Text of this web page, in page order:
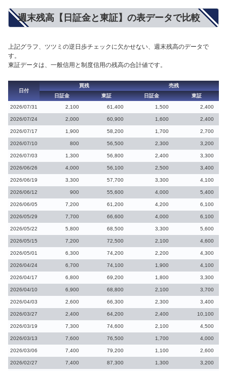
週末残高【日証金と東証】の表データで比較
上記グラフ、ツツミの逆日歩チェックに欠かせない、週末残高のデータで
す。
東証データは、一般信用と制度信用の残高の合計値です。
日付
買残
売残
日証金
東証 日証金
東証
2026/07/31
2,100 61,400 1,500 2,400
2026/07/24 2,000 60,900 1,600 2,400
2026/07/17 1,900 58,200 1,700 2,700
2026/07/10 800 56,500 2,300 3,200
2026/07/03 1,300 56,800 2,400 3,300
2026/06/26 4,000 56,100 2,500 3,400
2026/06/19 3,300 57,700 3,300 4,100
2026/06/12 900 55,600 4,000 5,400
2026/06/05 7,200 61,200 4,200 6,100
2026/05/29 7,700 66,600 4,000 6,100
2026/05/22 5,800 68,500 3,300 5,600
2026/05/15 7,200 72,500 2,100 4,600
2026/05/01 6,300 74,200 2,200 4,300
2026/04/24 6,700 74,100 1,900 4,100
2026/04/17 6,800 69,200 1,800 3,300
2026/04/10 6,900 68,800 2,100 3,700
2026/04/03 2,600 66,300 2,300 3,400
2026/03/27 2,400 64,200 2,400 10,100
2026/03/19 7,300 74,600 2,100 4,500
2026/03/13 7,600 76,500 1,700 4,000
2026/03/06 7,400 79,200 1,100 2,600
2026/02/27 7,400 87,300 1,300 3,200